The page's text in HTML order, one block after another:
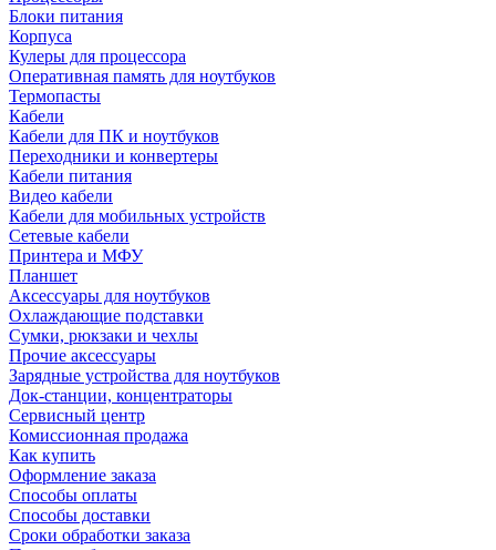
Блоки питания
Корпуса
Кулеры для процессора
Оперативная память для ноутбуков
Термопасты
Кабели
Кабели для ПК и ноутбуков
Переходники и конвертеры
Кабели питания
Видео кабели
Кабели для мобильных устройств
Сетевые кабели
Принтера и МФУ
Планшет
Аксессуары для ноутбуков
Охлаждающие подставки
Сумки, рюкзаки и чехлы
Прочие аксессуары
Зарядные устройства для ноутбуков
Док-станции, концентраторы
Сервисный центр
Комиссионная продажа
Как купить
Оформление заказа
Способы оплаты
Способы доставки
Сроки обработки заказа